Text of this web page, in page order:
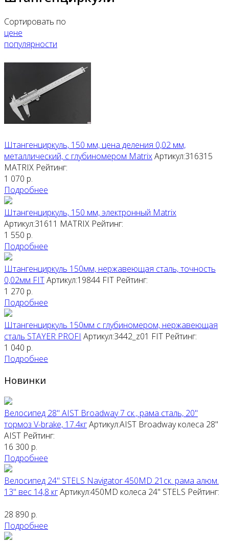
Сортировать по
цене
популярности
Штангенциркуль, 150 мм, цена деления 0,02 мм,
металлический, с глубиномером MatrixАртикул:316315
MATRIX Рейтинг:
1 070 р.
Подробнее
Штангенциркуль, 150 мм, электронный Matrix
Артикул:31611 MATRIX Рейтинг:
1 550 р.
Подробнее
Штангенциркуль 150мм, нержавеющая сталь, точность
0,02мм FITАртикул:19844 FIT Рейтинг:
1 270 р.
Подробнее
Штангенциркуль 150мм с глубиномером, нержавеющая
сталь STAYER PROFI Артикул:3442_z01 FIT Рейтинг:
1 040 р.
Подробнее
Новинки
Велосипед 28" AIST Broadway 7 ск., рама сталь, 20"
тормоз V-brake, 17.4кгАртикул:AIST Broadway колеса 28"
AIST Рейтинг:
16 300 р.
Подробнее
Велосипед 24" STELS Navigator 450MD 21ск. рама алюм.
13" вес 14,8 кгАртикул:450MD колеса 24" STELS Рейтинг:
28 890 р.
Подробнее